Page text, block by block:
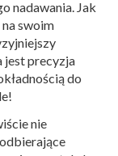
nadawania. Jak
swoim
jest precyzja
do
nie